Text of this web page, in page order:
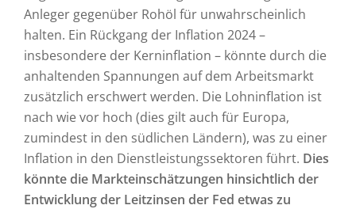
Anleger gegenüber Rohöl für unwahrscheinlich
halten. Ein Rückgang der Inflation 2024 –
insbesondere der Kerninflation – könnte durch die
anhaltenden Spannungen auf dem Arbeitsmarkt
zusätzlich erschwert werden. Die Lohninflation ist
nach wie vor hoch (dies gilt auch für Europa,
zumindest in den südlichen Ländern), was zu einer
Inflation in den Dienstleistungssektoren führt. Dies
könnte die Markteinschätzungen hinsichtlich der
Entwicklung der Leitzinsen der Fed etwas zu